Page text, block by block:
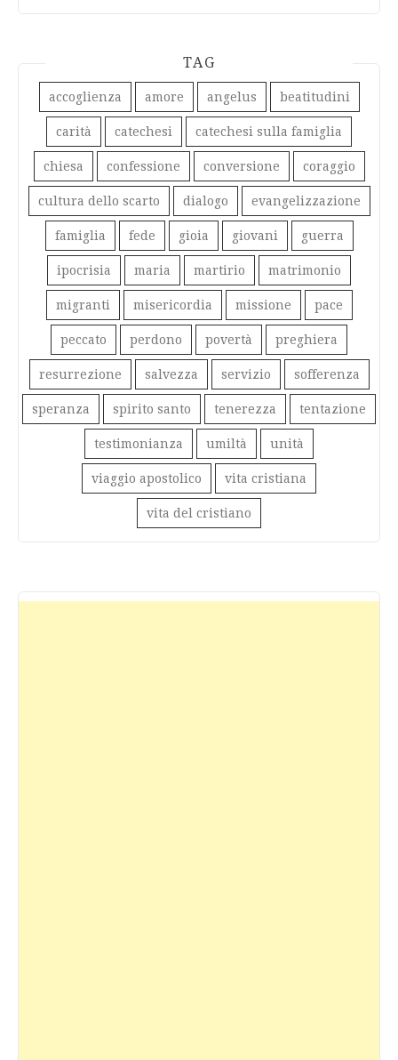
TAG
accoglienza amore angelus beatitudini
carità catechesi catechesi sulla famiglia
chiesa confessione conversione coraggio
cultura dello scarto dialogo evangelizzazione
famiglia fede gioia giovani guerra
ipocrisia maria martirio matrimonio
migranti misericordia missione pace
peccato perdono povertà preghiera
resurrezione salvezza servizio sofferenza
speranza spirito santo tenerezza tentazione
testimonianza umiltà unità
viaggio apostolico vita cristiana
vita del cristiano